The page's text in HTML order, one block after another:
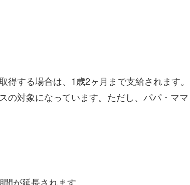
する場合は、1歳2ヶ月まで支給されます。
の対象になっています。ただし、パパ・ママ
が延長されます。